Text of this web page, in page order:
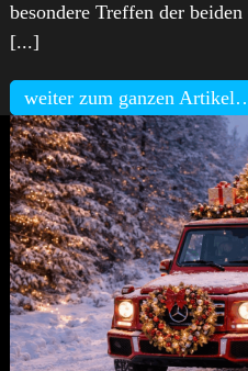
besondere Treffen der
[...]
weiter zum ganzen